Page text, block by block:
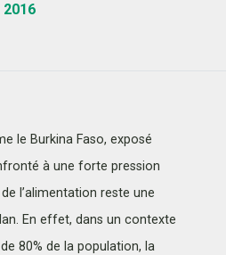
2016
le Burkina Faso, exposé
à une forte pression
l’alimentation reste une
En effet, dans un contexte
80% de la population, la